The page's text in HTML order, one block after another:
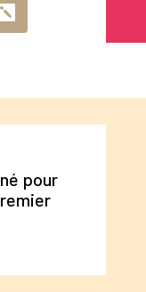
pour